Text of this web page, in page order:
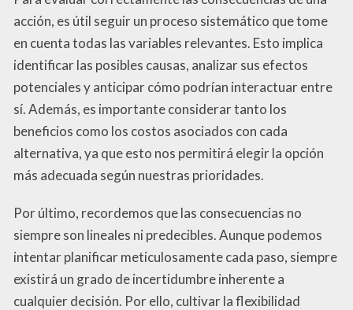
acción, es útil seguir un proceso sistemático que tome
en cuenta todas las variables relevantes. Esto implica
identificar las posibles causas, analizar sus efectos
potenciales y anticipar cómo podrían interactuar entre
sí. Además, es importante considerar tanto los
beneficios como los costos asociados con cada
alternativa, ya que esto nos permitirá elegir la opción
más adecuada según nuestras prioridades.
Por último, recordemos que las consecuencias no
siempre son lineales ni predecibles. Aunque podemos
intentar planificar meticulosamente cada paso, siempre
existirá un grado de incertidumbre inherente a
cualquier decisión. Por ello, cultivar la flexibilidad